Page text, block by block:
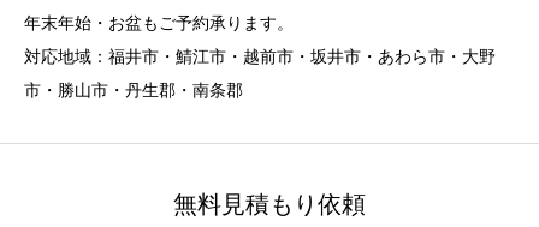
年末年始・お盆もご予約承ります。
対応地域：福井市・鯖江市・越前市・坂井市・あわら市・大野
市・勝山市・丹生郡・南条郡
無料見積もり依頼